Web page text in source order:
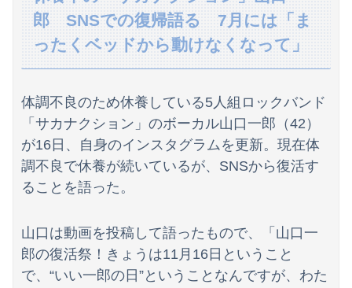
【画像】どのくノ一を快楽責めしたいｗｗｗｗｗ
【悲報】コメ卸大手さん、営業利益83％減 高値で買い込んだ米が売れず「損切り祭り」開幕へ
【悲報】佐藤二朗さん主演の「踊る」スピンオフ作品、結局撮影中止が決定wwwwwwwwwwww
郎 SNSでの復帰語る 7月には「ま
ったくベッドから動けなくなって」
体調不良のため休養している5人組ロックバンド
「サカナクション」のボーカル山口一郎（42）
が16日、自身のインスタグラムを更新。現在体
調不良で休養が続いているが、SNSから復活す
ることを語った。
山口は動画を投稿して語ったもので、「山口一
郎の復活祭！きょうは11月16日ということ
で、“いい一郎の日”ということなんですが、わた